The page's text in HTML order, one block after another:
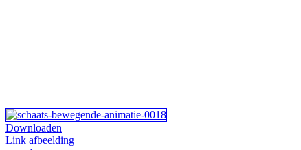
Downloaden
Link afbeelding